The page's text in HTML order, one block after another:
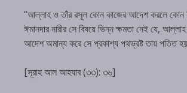
“আল্লাহ ও তাঁর রসূল কোন কাজের আদেশ করলে কোন
ঈমানদার নারীর সে বিষয়ে ভিন্ন ক্ষমতা নেই যে,
আদেশ অমান্য করে সে প্রকাশ্য পথভ্রষ্ট তায় পতিত
[সূরাহ আল আহযাব (৩৩): ৩৬]